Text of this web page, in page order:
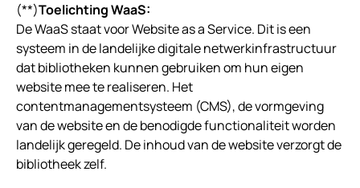
(**)Toelichting WaaS:
De WaaS staat voor Website as a Service. Dit is een
systeem in de landelijke digitale netwerkinfrastructuur
dat bibliotheken kunnen gebruiken om hun eigen
website mee te realiseren. Het
contentmanagementsysteem (CMS), de vormgeving
van de website en de benodigde functionaliteit worden
landelijk geregeld. De inhoud van de website verzorgt de
bibliotheek zelf.